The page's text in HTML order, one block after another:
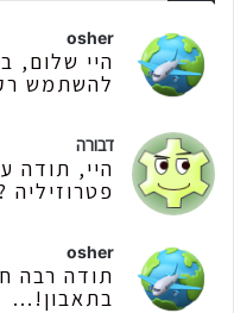
osher
היי שלום,
להשתמש
דבורה
היי, תודה
osher
תודה רבה
בתאבון!...